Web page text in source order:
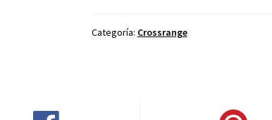
Oakley
Categoría: Crossrange